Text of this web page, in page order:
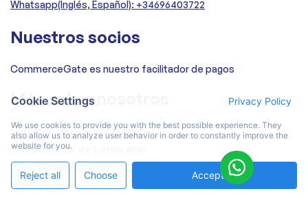
Whatsapp(Inglés, Español): +34696403722
Nuestros socios
CommerceGate es nuestro facilitador de pagos
Más sobre nosotros
Comprobador de tráfico web
Comprobador de tráfico web
Tráfico geolocalizado
Tráfico web
Cookie Settings Privacy Policy
We use cookies to provide you with the best possible experience. They
also allow us to analyze user behavior in order to constantly improve the
website for you.
Reject all Choose Accept All